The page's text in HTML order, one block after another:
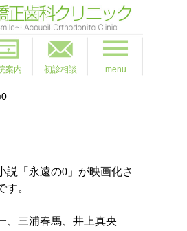
案内 初診相談 menu
説
「永遠の0」が映画化さ
す。
、三浦春馬、井上真央